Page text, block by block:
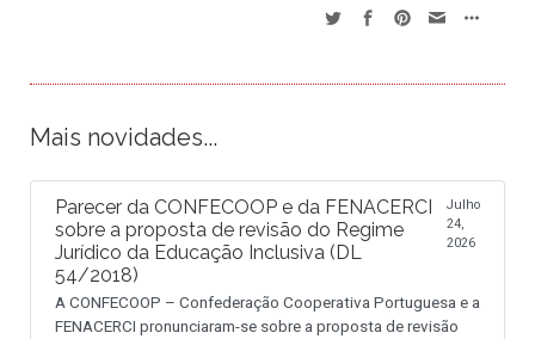
Mais novidades...
Parecer da CONFECOOP e da FENACERCI
sobre a proposta de revisão do Regime
Jurídico da Educação Inclusiva (DL
54/2018)
Julho
24,
2026
A CONFECOOP – Confederação Cooperativa Portuguesa e a
FENACERCI pronunciaram-se sobre a proposta de revisão